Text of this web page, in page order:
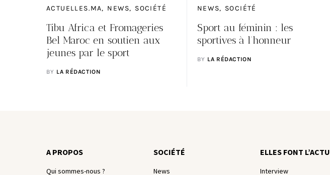
ACTUELLES.MA NEWS SOCIÉTÉ
Tibu Africa et Fromageries
Bel Maroc en soutien aux
jeunes par le sport
BY LA RÉDACTION
NEWS SOCIÉTÉ
Sport au féminin : les
sportives à l’honneur
BY LA RÉDACTION
A PROPOS
Qui sommes-nous ?
SOCIÉTÉ
News
ELLES FONT L’ACTU
Interview